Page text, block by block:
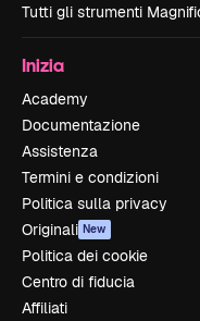
Tutti gli strumenti
Inizia
Academy
Documentazione
Assistenza
Termini e condizioni
Politica sulla privacy
Originali New
Politica dei cookie
Centro di fiducia
Affiliati